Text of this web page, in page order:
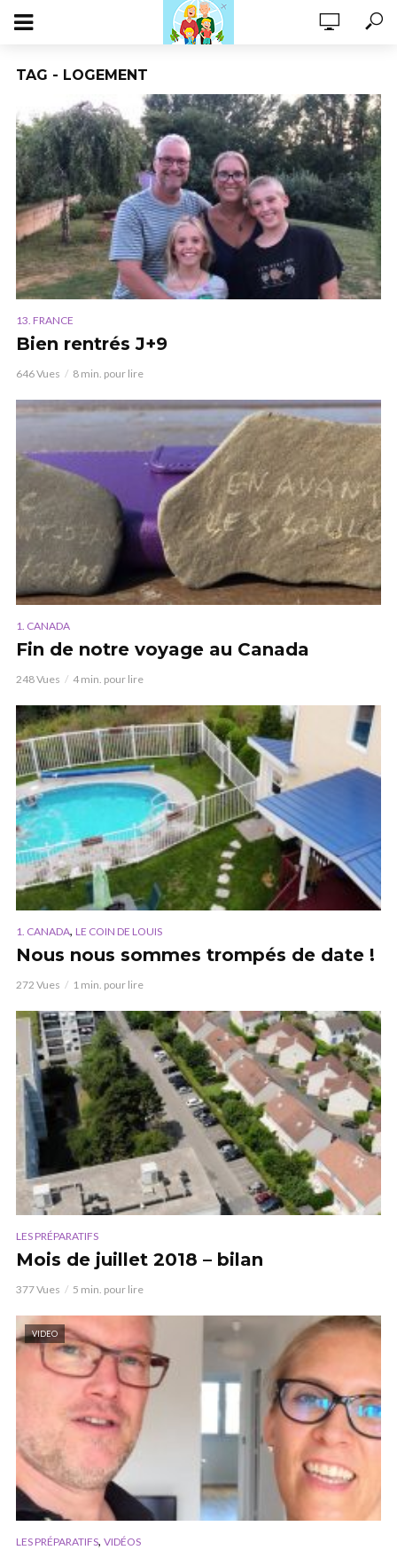
TAG - LOGEMENT
13. FRANCE
Bien rentrés J+9
646 Vues 8 min. pour lire
1. CANADA
Fin de notre voyage au Canada
248 Vues 4 min. pour lire
1. CANADA, LE COIN DE LOUIS
Nous nous sommes trompés de date !
272 Vues 1 min. pour lire
LES PRÉPARATIFS
Mois de juillet 2018 – bilan
377 Vues 5 min. pour lire
VIDEO
LES PRÉPARATIFS, VIDÉOS